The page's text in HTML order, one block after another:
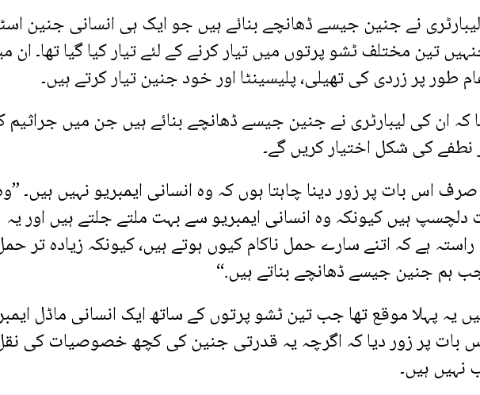
نے جنین جیسے ڈھانچے بنائے ہیں جو ایک ہی انسانی جنین
تین مختلف ٹشو پرتوں میں تیار کرنے کے لئے تیار کیا گیا تھا۔ ان
پر زردی کی تھیلی، پلیسینٹا اور خود جنین تیار کرتے ہیں۔
کہ ان کی لیبارٹری نے جنین جیسے ڈھانچے بنائے ہیں جن میں جراثیم
کی شکل اختیار کریں گے۔
اس بات پر زور دینا چاہتا ہوں کہ وہ انسانی ایمبریو نہیں ہیں۔
ہیں کیونکہ وہ انسانی ایمبریو سے بہت ملتے جلتے ہیں اور یہ
ہے کہ اتنے سارے حمل ناکام کیوں ہوتے ہیں، کیونکہ زیادہ تر
ہم جنین جیسے ڈھانچے بناتے ہیں.“
یہ پہلا موقع تھا جب تین ٹشو پرتوں کے ساتھ ایک انسانی ماڈل
اس بات پر زور دیا کہ اگرچہ یہ قدرتی جنین کی کچھ خصوصیات کی
نہیں ہیں۔